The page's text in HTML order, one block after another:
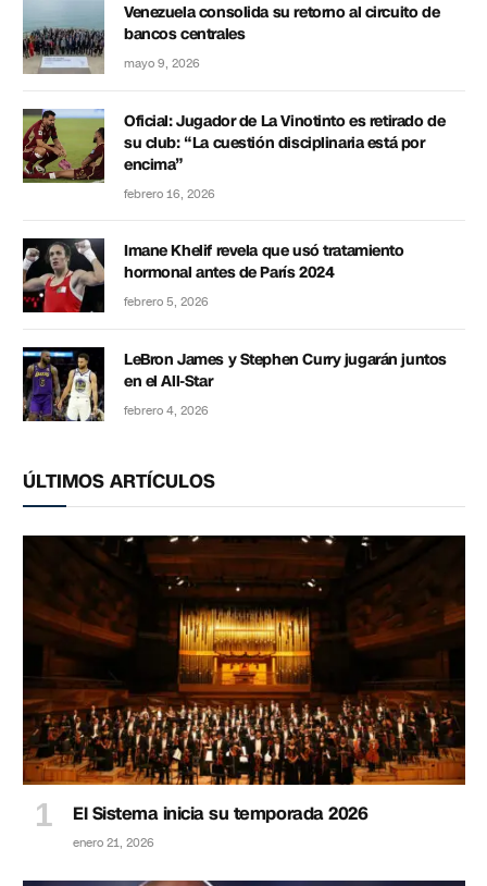
Venezuela consolida su retorno al circuito de
bancos centrales
mayo 9, 2026
Oficial: Jugador de La Vinotinto es retirado de
su club: “La cuestión disciplinaria está por
encima”
febrero 16, 2026
Imane Khelif revela que usó tratamiento
hormonal antes de París 2024
febrero 5, 2026
LeBron James y Stephen Curry jugarán juntos
en el All-Star
febrero 4, 2026
ÚLTIMOS ARTÍCULOS
El Sistema inicia su temporada 2026
enero 21, 2026